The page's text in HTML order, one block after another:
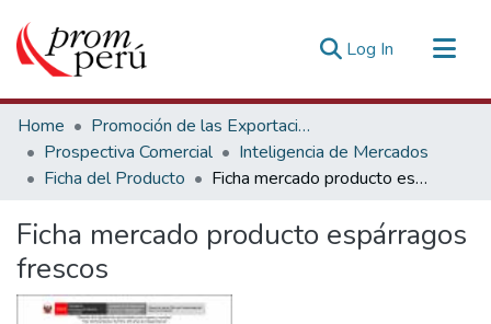
Log In (current)
Communities & Collections
All of DSpace
Statistics
Home
Promoción de las Exportaciones
Prospectiva Comercial
Inteligencia de Mercados
Ficha del Producto
Ficha mercado producto espárragos frescos
Ficha mercado producto espárragos
frescos